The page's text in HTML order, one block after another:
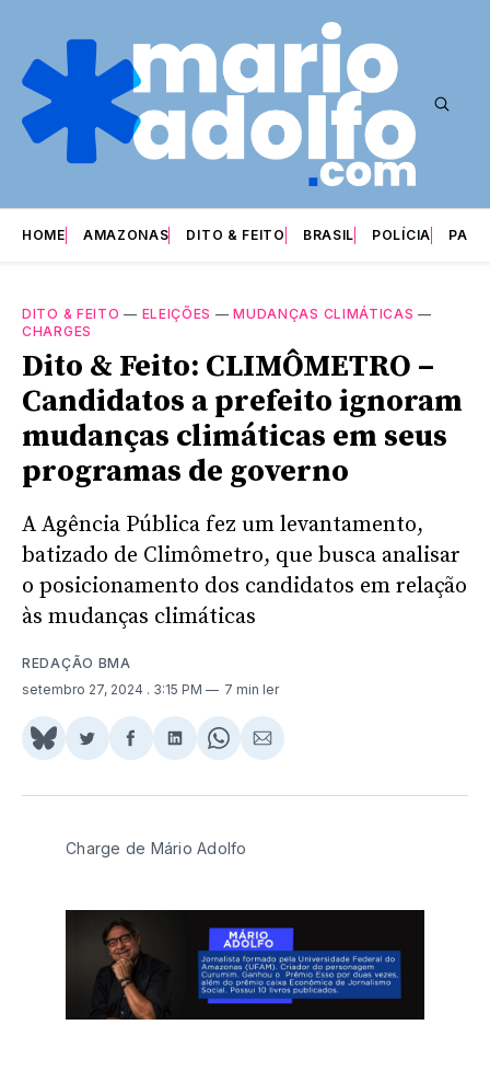
HOME AMAZONAS DITO & FEITO BRASIL POLÍCIA
DITO & FEITO — ELEIÇÕES —MUDANÇAS CLIMÁTICAS —
CHARGES
Dito & Feito: CLIMÔMETRO –
Candidatos a prefeito ignoram
mudanças climáticas em seus
programas de governo
A Agência Pública fez um levantamento,
batizado de Climômetro, que busca analisar
o posicionamento dos candidatos em relação
às mudanças climáticas
REDAÇÃO BMA
setembro 27, 2024 . 3:15 PM 7 min ler
Share
BlueSky
Compartilhar
Twitter
Compartilhar
Facebook
Compartilhar
LinkedIn
Share
WhatsApp
Compartilhar
Email
Charge de Mário Adolfo